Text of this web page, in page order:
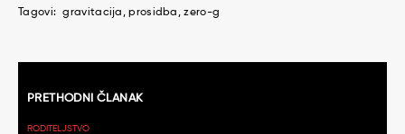
Tagovi: gravitacija prosidba zero-g
članaka
PRETHODNI ČLANAK
RODITELJSTVO